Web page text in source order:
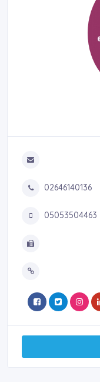
02646140136
05053504463